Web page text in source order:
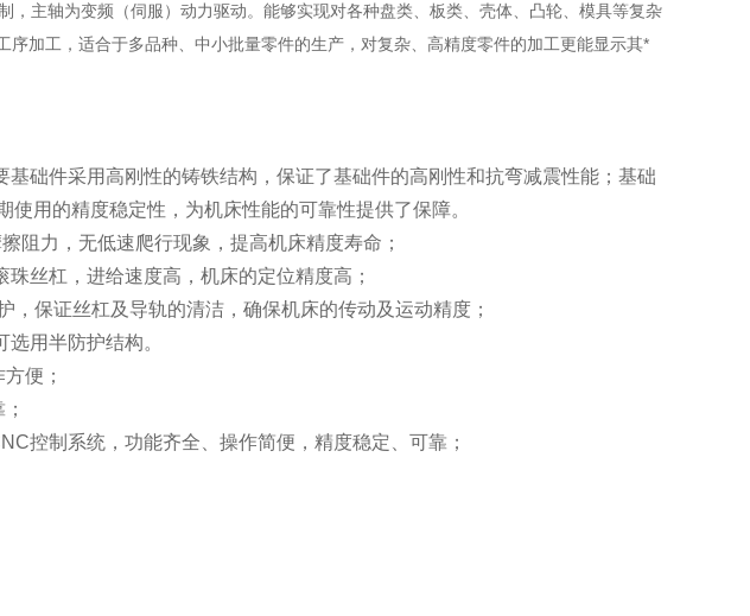
，主轴为变频（伺服）动力驱动。能够实现对各种盘类、板类、壳体、凸轮、模具等复杂
加工，适合于多品种、中小批量零件的生产，对复杂、高精度零件的加工更能显示其*
础件采用高刚性的铸铁结构，保证了基础件的高刚性和抗弯减震性能；基础
用的精度稳定性，为机床性能的可靠性提供了保障。
阻力，无低速爬行现象，提高机床精度寿命；
丝杠，进给速度高，机床的定位精度高；
保证丝杠及导轨的清洁，确保机床的传动及运动精度；
用半防护结构。
便；
控制系统，功能齐全、操作简便，精度稳定、可靠；